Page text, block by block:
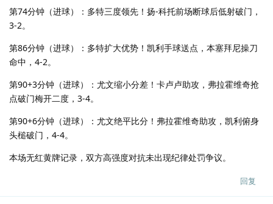
第74分钟（进球）：多特三度领先！扬-科托前场断球后低射破门，
3-2。
第86分钟（进球）：多特扩大优势！凯利手球送点，本塞拜尼操刀
命中，4-2。
第90+3分钟（进球）：尤文缩小分差！卡卢卢助攻，弗拉霍维奇抢
点破门梅开二度，3-4。
第90+6分钟（进球）：尤文绝平比分！弗拉霍维奇助攻，凯利俯身
头槌破门，4-4。
本场无红黄牌记录，双方高强度对抗未出现纪律处罚争议。
回复